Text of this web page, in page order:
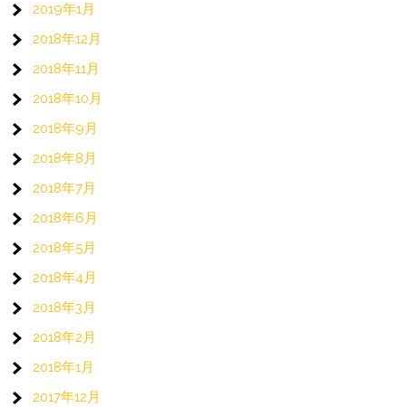
2019年1月
2018年12月
2018年11月
2018年10月
2018年9月
2018年8月
2018年7月
2018年6月
2018年5月
2018年4月
2018年3月
2018年2月
2018年1月
2017年12月